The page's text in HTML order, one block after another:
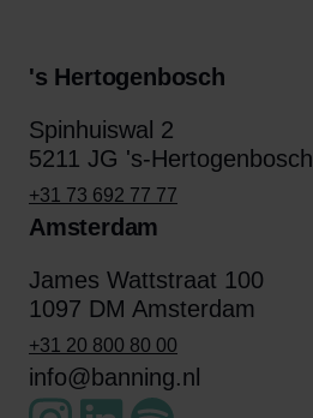
's Hertogenbosch
Spinhuiswal 2
5211 JG 's-Hertogenbosch
+31 73 692 77 77
Amsterdam
James Wattstraat 100
1097 DM Amsterdam
+31 20 800 80 00
info@banning.nl